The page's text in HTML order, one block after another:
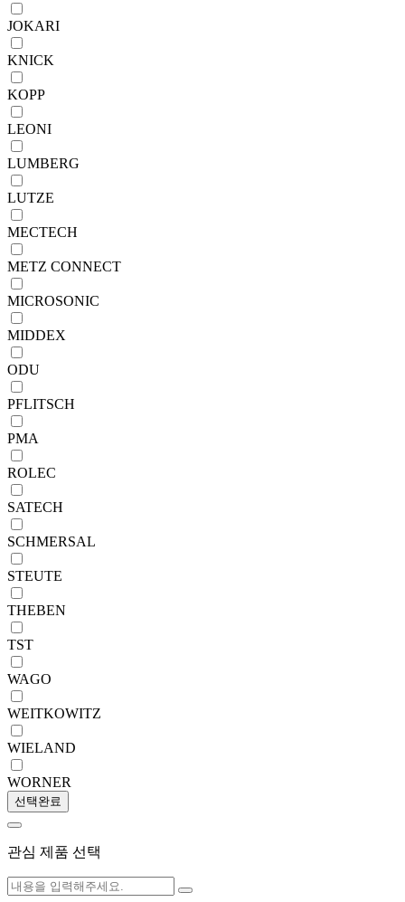
JOKARI
KNICK
KOPP
LEONI
LUMBERG
LUTZE
MECTECH
METZ CONNECT
MICROSONIC
MIDDEX
ODU
PFLITSCH
PMA
ROLEC
SATECH
SCHMERSAL
STEUTE
THEBEN
TST
WAGO
WEITKOWITZ
WIELAND
WORNER
선택완료
관심 제품 선택